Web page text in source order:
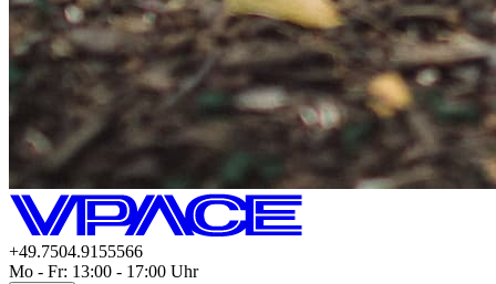
+49.7504.9155566
Mo - Fr: 13:00 - 17:00 Uhr